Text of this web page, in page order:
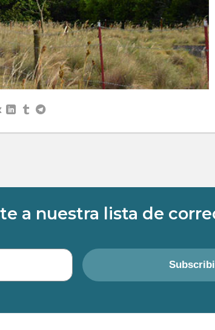
a nuestra lista de